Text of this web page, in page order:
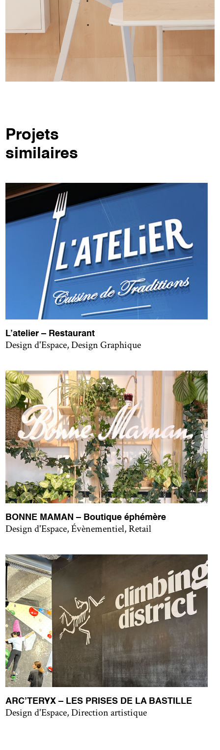
Projets
similaires
L’atelier – Restaurant
Design d'Espace, Design Graphique
BONNE MAMAN – Boutique éphémère
Design d'Espace, Évènementiel, Retail
ARC’TERYX – LES PRISES DE LA BASTILLE
Design d'Espace, Direction artistique